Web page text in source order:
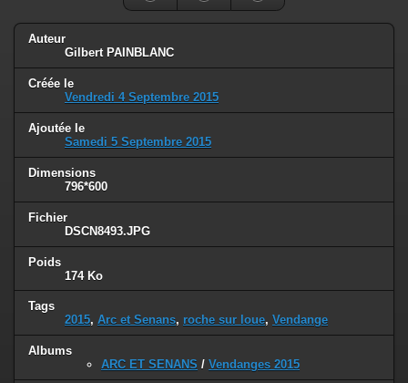
Auteur
Gilbert PAINBLANC
Créée le
Vendredi 4 Septembre 2015
Ajoutée le
Samedi 5 Septembre 2015
Dimensions
796*600
Fichier
DSCN8493.JPG
Poids
174 Ko
Tags
2015, Arc et Senans, roche sur loue, Vendange
Albums
ARC ET SENANS / Vendanges 2015